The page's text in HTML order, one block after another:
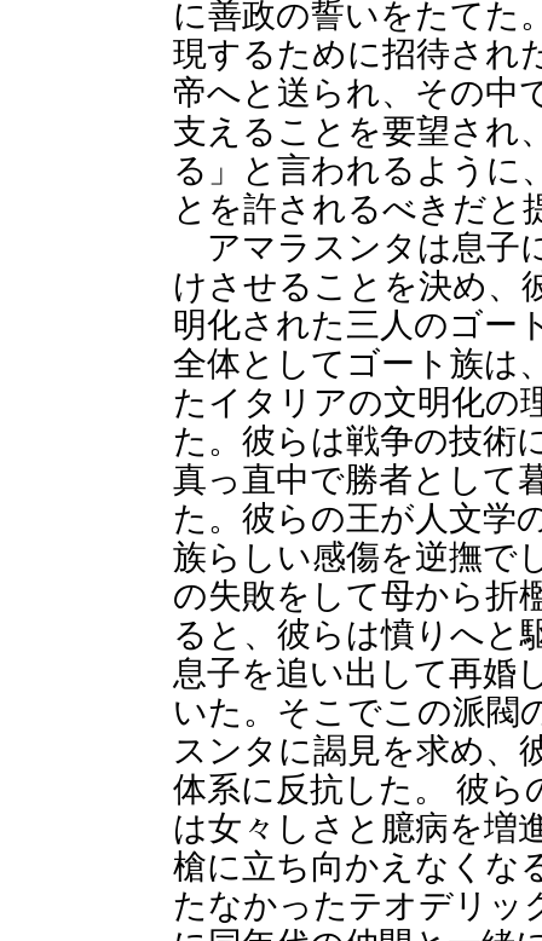
に善政の誓いをたてた
現するために招待され
帝へと送られ、その中
支えることを要望され
る」と言われるように
とを許されるべきだと
アマラスンタは息子
けさせることを決め、
明化された三人のゴー
全体としてゴート族は
たイタリアの文明化の
た。彼らは戦争の技術
真っ直中で勝者として
た。彼らの王が人文学
族らしい感傷を逆撫で
の失敗をして母から折
ると、彼らは憤りへと
息子を追い出して再婚
いた。そこでこの派閥
スンタに謁見を求め、
体系に反抗した。 彼
は女々しさと臆病を増
槍に立ち向かえなくな
たなかったテオデリッ